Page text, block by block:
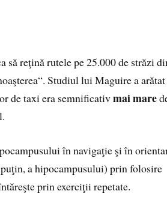
să reţină rutele pe 25.000 de străzi
Studiul lui Maguire a arătat
de taxi era semnificativmai mare
în navigaţie şi în
a hipocampusului) prin folosire
prin exerciţii repetate.